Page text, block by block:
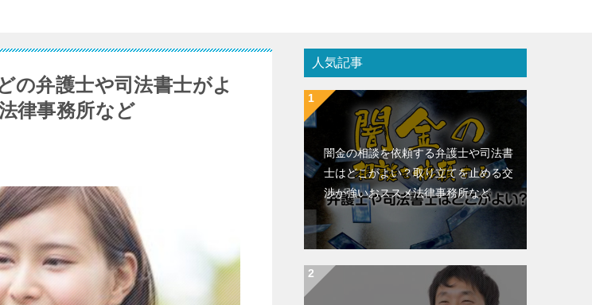
の弁護士や司法書士がよ
律事務所など
人気記事
闇金の相談を依頼する弁護士や司法書
士はどこがよい？取り立てを止める交
渉が強いおススメ法律事務所など